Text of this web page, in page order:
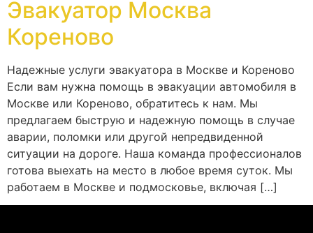
Эвакуатор Москва
Кореново
Надежные услуги эвакуатора в Москве и Кореново
Если вам нужна помощь в эвакуации автомобиля в
Москве или Кореново, обратитесь к нам. Мы
предлагаем быструю и надежную помощь в случае
аварии, поломки или другой непредвиденной
ситуации на дороге. Наша команда профессионалов
готова выехать на место в любое время суток. Мы
работаем в Москве и подмосковье, включая […]